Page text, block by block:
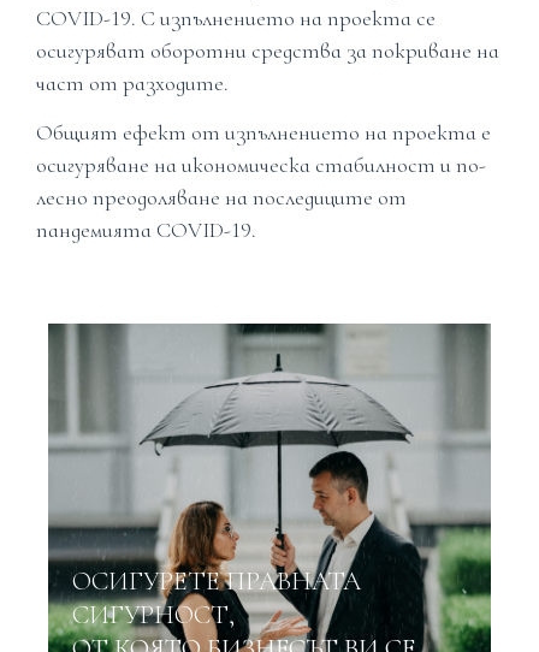
COVID-19. С изпълнението на проекта се
осигуряват оборотни средства за покриване на
част от разходите.
Общият ефект от изпълнението на проекта е
осигуряване на икономическа стабилност и по-
лесно преодоляване на последиците от
пандемията COVID-19.
ОСИГУРЕТЕ ПРАВНАТА
СИГУРНОСТ,